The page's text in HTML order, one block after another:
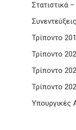
Στατιστικά
Συνεντεύξεις
Τρίποντο
Τρίποντο
Τρίποντο
Τρίποντο
Υπουργικές